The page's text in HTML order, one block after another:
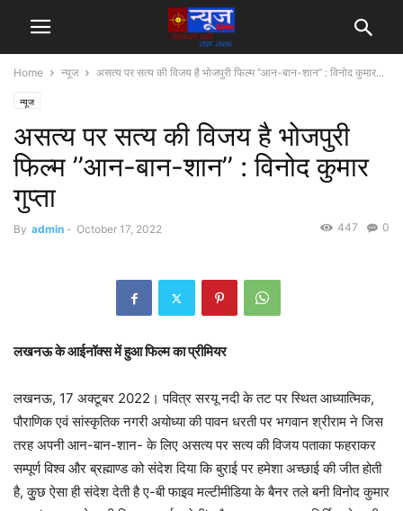
Home न्यूज असत्य पर सत्य की विजय है भोजपुरी फिल्म ’’आन-बान-शान’’ : विनोद कुमार...
न्यूज
असत्य पर सत्य की विजय है भोजपुरी
फिल्म ’’आन-बान-शान’’ : विनोद कुमार
गुप्ता
By admin - October 17, 2022 0
447
लखनऊ के आईनॉक्स में हुआ फिल्म का प्रीमियर
लखनऊ, 17 अक्टूबर 2022। पवित्र सरयू नदी के तट पर स्थित आध्यात्मिक,
पौराणिक एवं सांस्कृतिक नगरी अयोध्या की पावन धरती पर भगवान श्रीराम ने जिस
तरह अपनी आन-बान-शान- के लिए असत्य पर सत्य की विजय पताका फहराकर
सम्पूर्ण विश्व और ब्रह्माण्ड को संदेश दिया कि बुराई पर हमेशा अच्छाई की जीत होती
है, कुुछ ऐसा ही संदेश देती है ए-बी फाइव मल्टीमीडिया के बैनर तले बनी विनोद कुमार